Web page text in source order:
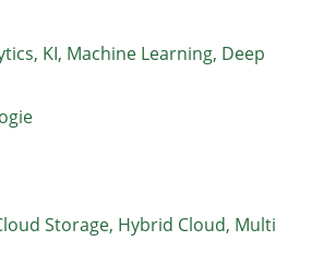
KI, Machine Learning, Deep
Storage, Hybrid Cloud, Multi